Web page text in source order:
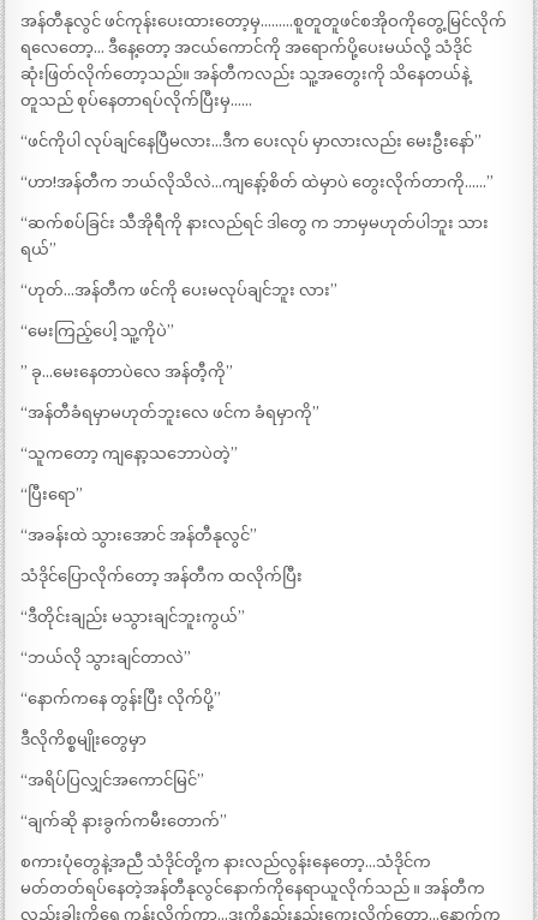
အန်တီနုလွင် ဖင်ကုန်းပေးထားတော့မှ………စူတူတူဖင်စအိုဝကိုတွေ့မြင်လိုက်
ရလေတော့… ဒီနေ့တော့ အငယ်ကောင်ကို အရောက်ပို့ပေးမယ်လို့ သံဒိုင်
ဆုံးဖြတ်လိုက်တော့သည်။ အန်တီကလည်း သူ့အတွေးကို သိနေတယ်နဲ့
တူသည် စုပ်နေတာရပ်လိုက်ပြီးမှ……
“ဖင်ကိုပါ လုပ်ချင်နေပြီမလား…ဒီက ပေးလုပ် မှာလားလည်း မေးဦးနော်”
“ဟာ!အန်တီက ဘယ်လိုသိလဲ…ကျနော့်စိတ် ထဲမှာပဲ တွေးလိုက်တာကို……”
“ဆက်စပ်ခြင်း သီအိုရီကို နားလည်ရင် ဒါတွေ က ဘာမှမဟုတ်ပါဘူး သား
ရယ်”
“ဟုတ်…အန်တီက ဖင်ကို ပေးမလုပ်ချင်ဘူး လား”
“မေးကြည့်ပေါ့ သူ့ကိုပဲ”
” ခု…မေးနေတာပဲလေ အန်တီ့ကို”
“အန်တီခံရမှာမဟုတ်ဘူးလေ ဖင်က ခံရမှာကို”
“သူကတော့ ကျနော့သဘောပဲတဲ့”
“ပြီးရော”
“အခန်းထဲ သွားအောင် အန်တီနုလွင်”
သံဒိုင်ပြောလိုက်တော့ အန်တီက ထလိုက်ပြီး
“ဒီတိုင်းချည်း မသွားချင်ဘူးကွယ်”
“ဘယ်လို သွားချင်တာလဲ”
“နောက်ကနေ တွန်းပြီး လိုက်ပို့”
ဒီလိုကိစ္စမျိုးတွေမှာ
“အရိပ်ပြလျှင်အကောင်မြင်”
“ချက်ဆို နားခွက်ကမီးတောက်”
စကားပုံတွေနဲ့အညီ သံဒိုင်တို့က နားလည်လွန်းနေတော့…သံဒိုင်က
မတ်တတ်ရပ်နေတဲ့အန်တီနုလွင်နောက်ကိုနေရာယူလိုက်သည် ။ အန်တီက
လည်းခါးကိုရှေ့ကုန်းလိုက်ကာ…ဒူးကိုနည်းနည်းကွေးလိုက်တော့…နောက်က